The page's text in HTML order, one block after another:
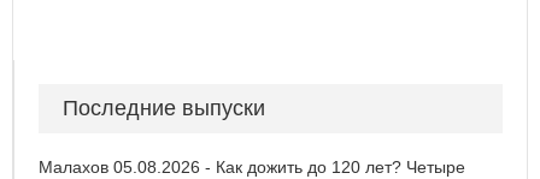
Последние выпуски
Малахов 05.08.2026 - Как дожить до 120 лет? Четыре